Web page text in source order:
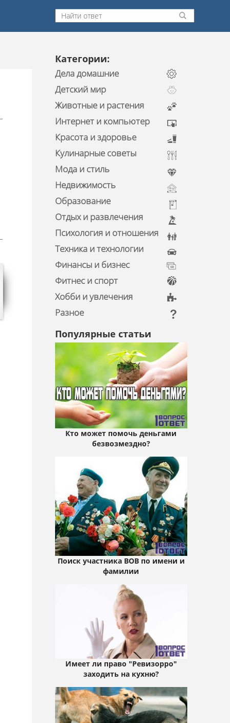
Категории:
Дела домашние
Детский мир
Животные и растения
Интернет и компьютер
Красота и здоровье
Кулинарные советы
Мода и стиль
Недвижимость
Образование
Отдых и развлечения
Психология и отношения
Техника и технологии
Финансы и бизнес
Фитнес и спорт
Хобби и увлечения
Разное
Популярные статьи
Кто может помочь деньгами
безвозмездно?
Поиск участника ВОВ по имени и
фамилии
Имеет ли право "Ревизорро"
заходить на кухню?